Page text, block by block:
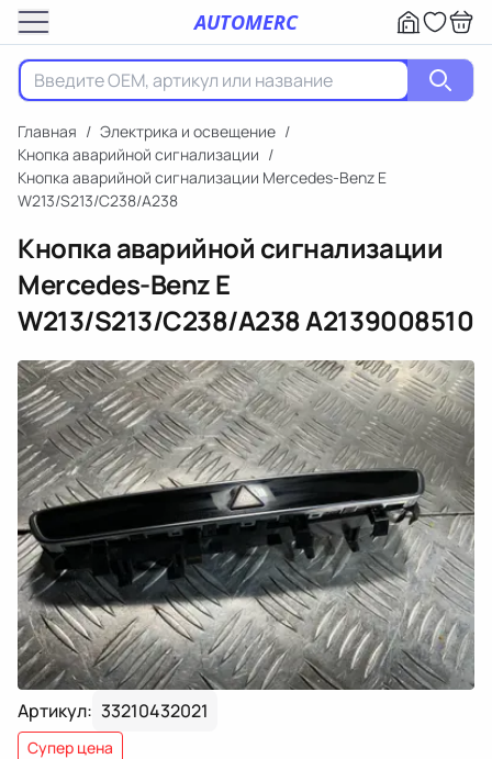
AUTOMERC
Главная / Электрика и освещение /
Кнопка аварийной сигнализации /
Кнопка аварийной сигнализации Mercedes-Benz E
W213/S213/C238/A238
Кнопка аварийной сигнализации
Mercedes-Benz E
W213/S213/C238/A238A2139008510
Артикул: 33210432021
Супер цена